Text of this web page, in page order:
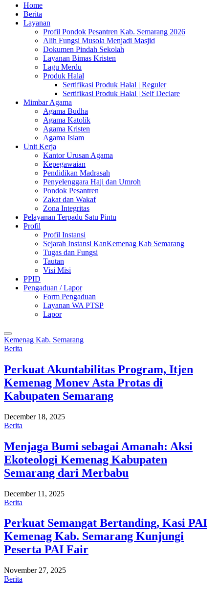
Home
Berita
Layanan
Profil Pondok Pesantren Kab. Semarang 2026
Alih Fungsi Musola Menjadi Masjid
Dokumen Pindah Sekolah
Layanan Bimas Kristen
Lagu Merdu
Produk Halal
Sertifikasi Produk Halal | Reguler
Sertifikasi Produk Halal | Self Declare
Mimbar Agama
Agama Budha
Agama Katolik
Agama Kristen
Agama Islam
Unit Kerja
Kantor Urusan Agama
Kepegawaian
Pendidikan Madrasah
Penyelenggara Haji dan Umroh
Pondok Pesantren
Zakat dan Wakaf
Zona Integritas
Pelayanan Terpadu Satu Pintu
Profil
Profil Instansi
Sejarah Instansi KanKemenag Kab Semarang
Tugas dan Fungsi
Tautan
Visi Misi
PPID
Pengaduan / Lapor
Form Pengaduan
Layanan WA PTSP
Lapor
Kemenag Kab. Semarang
Berita
Perkuat Akuntabilitas Program, Itjen
Kemenag Monev Asta Protas di
Kabupaten Semarang
December 18, 2025
Berita
Menjaga Bumi sebagai Amanah: Aksi
Ekoteologi Kemenag Kabupaten
Semarang dari Merbabu
December 11, 2025
Berita
Perkuat Semangat Bertanding, Kasi PAI
Kemenag Kab. Semarang Kunjungi
Peserta PAI Fair
November 27, 2025
Berita